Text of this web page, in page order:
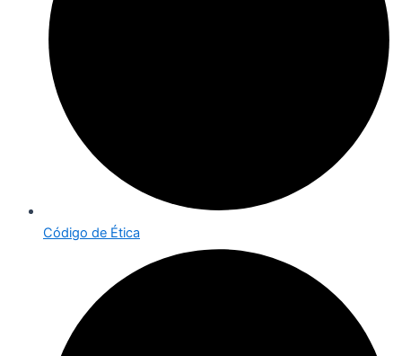
Código de Ética